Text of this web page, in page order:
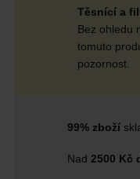
Těsnící a
Bez ohledu
tomuto
pozornost.
99% zboží
Nad 2500 Kč